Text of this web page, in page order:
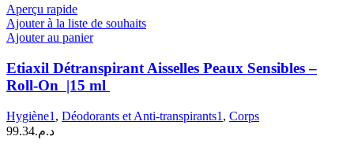
Aperçu rapide
Ajouter à la liste de souhaits
Ajouter au panier
Etiaxil Détranspirant Aisselles Peaux Sensibles –
Roll-On |15 ml
Hygiène1 , Déodorants et Anti-transpirants1 , Corps
د.م.99.34